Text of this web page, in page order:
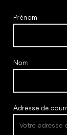
Prénom
Nom
Adresse de